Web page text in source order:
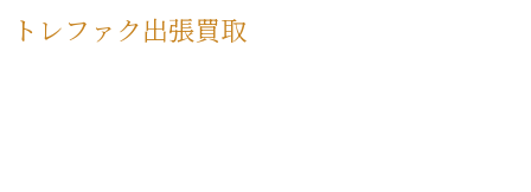
トレファク出張買取